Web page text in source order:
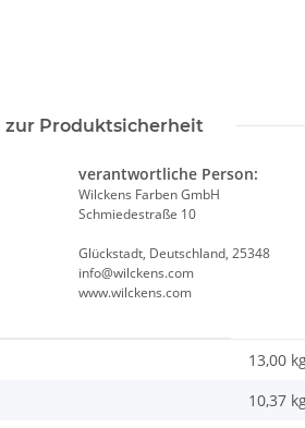
zur Produktsicherheit
verantwortliche Person:
Wilckens Farben GmbH
Schmiedestraße 10
Glückstadt, Deutschland, 25348
info@wilckens.com
www.wilckens.com
13,00
10,37